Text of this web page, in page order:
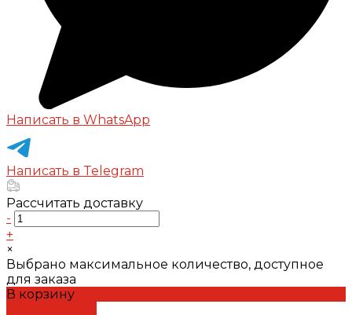
Написать в WhatsApp
Написать в Telegram
Рассчитать доставку
-
+
×
Выбрано максимальное количество, доступное
для заказа
В корзину